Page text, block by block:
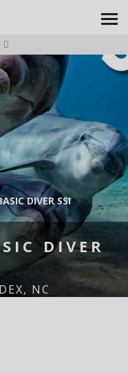
DIVER SSI
DIVER
NC